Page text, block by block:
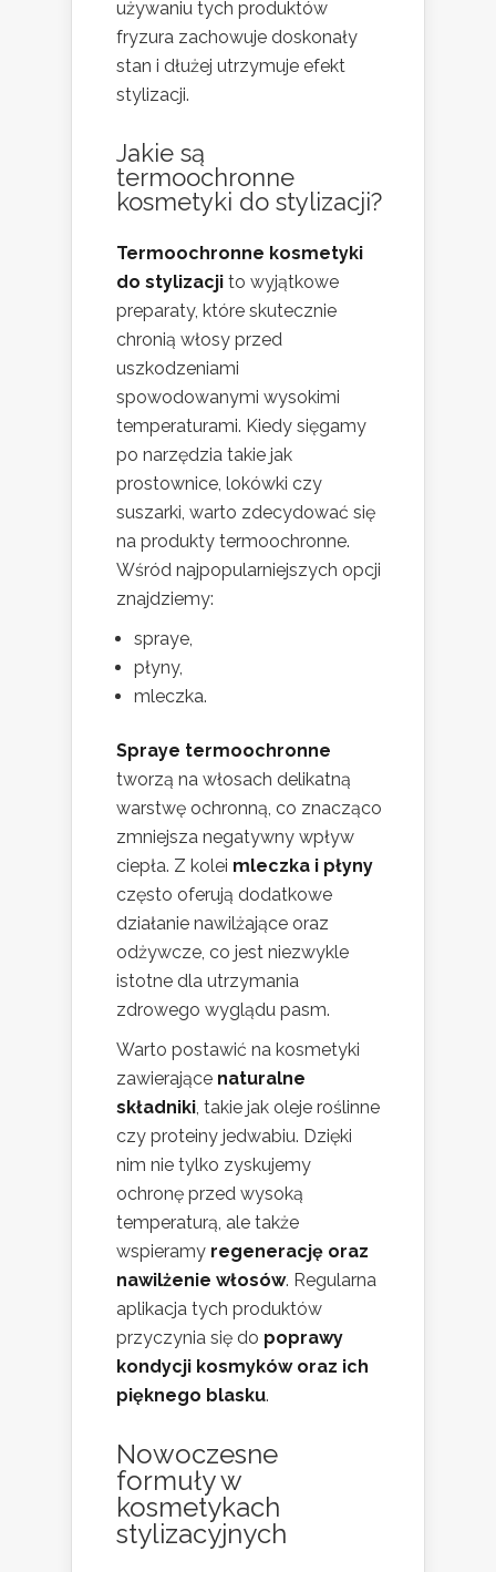
używaniu tych produktów
fryzura zachowuje doskonały
stan i dłużej utrzymuje efekt
stylizacji.
Jakie są
termoochronne
kosmetyki do stylizacji?
Termoochronne kosmetyki
do stylizacji to wyjątkowe
preparaty, które skutecznie
chronią włosy przed
uszkodzeniami
spowodowanymi wysokimi
temperaturami. Kiedy sięgamy
po narzędzia takie jak
prostownice, lokówki czy
suszarki, warto zdecydować się
na produkty termoochronne.
Wśród najpopularniejszych opcji
znajdziemy:
spraye,
płyny,
mleczka.
Spraye termoochronne
tworzą na włosach delikatną
warstwę ochronną, co znacząco
zmniejsza negatywny wpływ
ciepła. Z kolei mleczka i płyny
często oferują dodatkowe
działanie nawilżające oraz
odżywcze, co jest niezwykle
istotne dla utrzymania
zdrowego wyglądu pasm.
Warto postawić na kosmetyki
zawierające naturalne
składniki, takie jak oleje roślinne
czy proteiny jedwabiu. Dzięki
nim nie tylko zyskujemy
ochronę przed wysoką
temperaturą, ale także
wspieramy regenerację oraz
nawilżenie włosów. Regularna
aplikacja tych produktów
przyczynia się do poprawy
kondycji kosmyków oraz ich
pięknego blasku.
Nowoczesne
formuły w
kosmetykach
stylizacyjnych